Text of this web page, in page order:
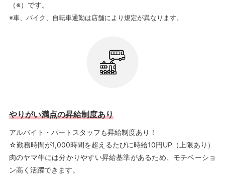
（※）です。
※車、バイク、自転車通勤は店舗により規定が異なります。
やりがい満点の昇給制度あり
アルバイト・パートスタッフも昇給制度あり！
☆勤務時間が1,000時間を超えるたびに時給10円UP（上限あり）
肉のヤマ牛には分かりやすい昇給基準があるため、モチベーショ
ン高く活躍できます。